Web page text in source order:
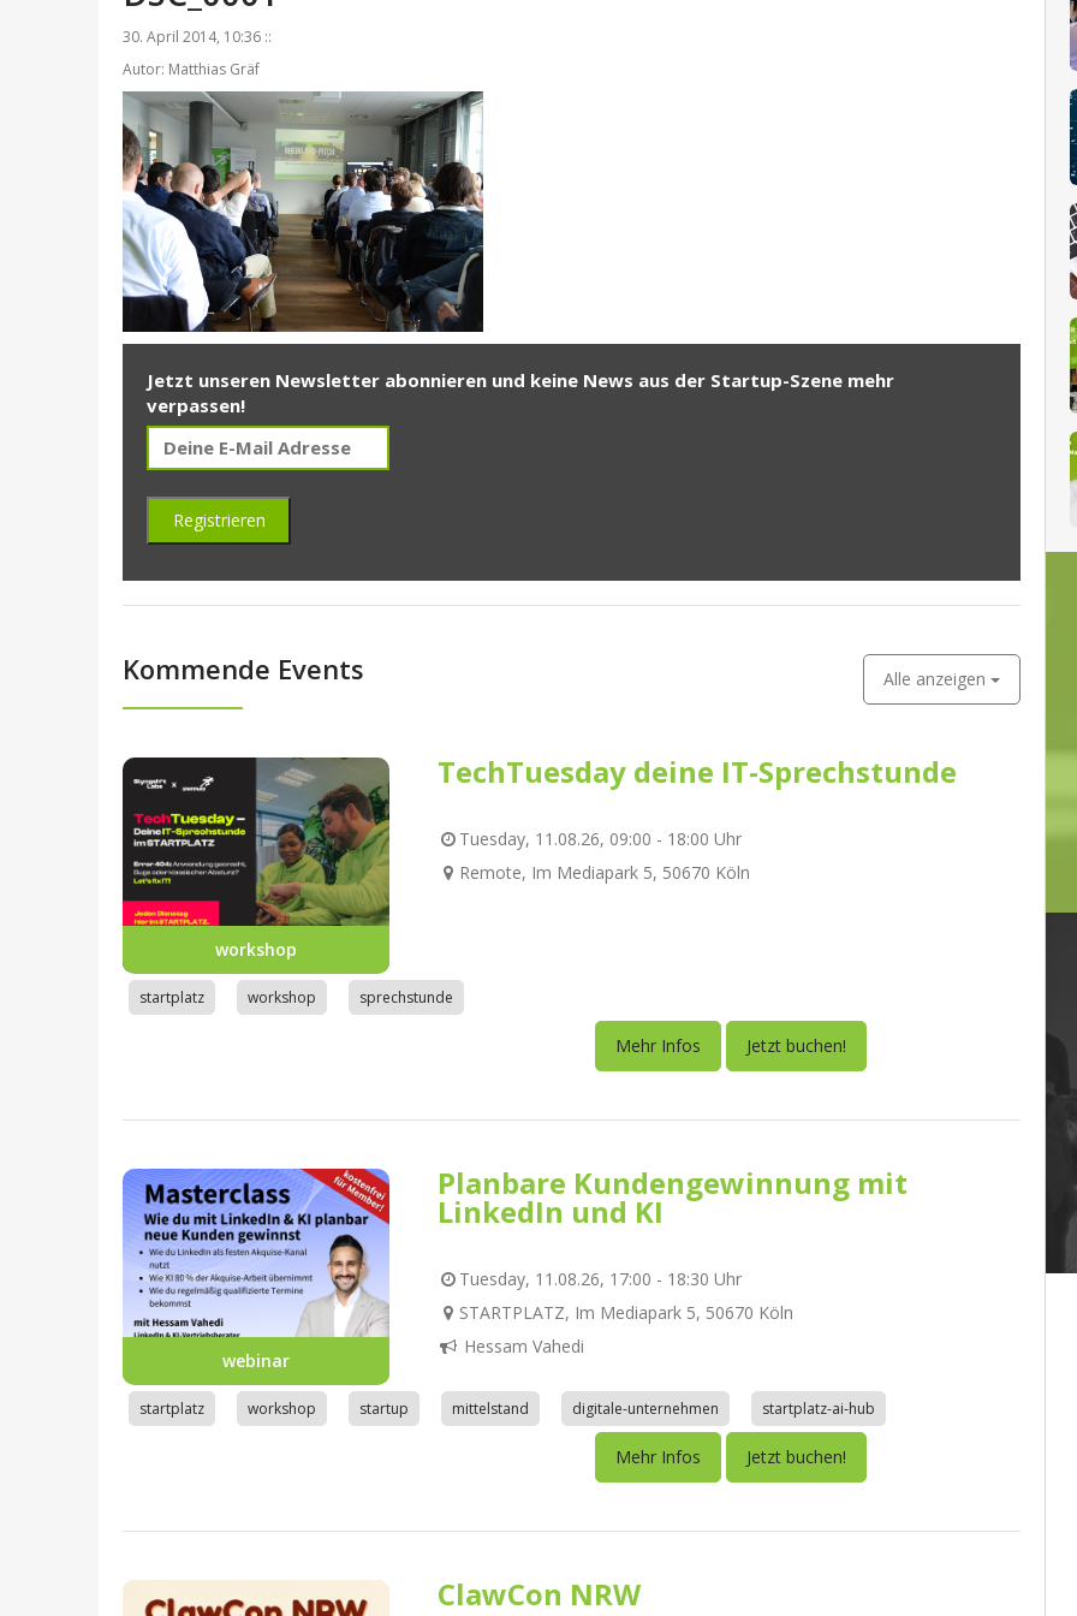
30. April 2014, 10:36 ::
Autor: Matthias Gräf
Jetzt unseren Newsletter abonnieren und keine News aus der Startup-Szene mehr
verpassen!
Kommende Events Alle anzeigen
workshop
TechTuesday deine IT-Sprechstunde
Tuesday, 11.08.26, 09:00 - 18:00 Uhr
Remote, Im Mediapark 5, 50670 Köln
startplatz workshop sprechstunde
Mehr Infos Jetzt buchen!
webinar
Planbare Kundengewinnung mit
LinkedIn und KI
Tuesday, 11.08.26, 17:00 - 18:30 Uhr
STARTPLATZ, Im Mediapark 5, 50670 Köln
Hessam Vahedi
startplatz workshop startup mittelstand digitale-unternehmen startplatz-ai-hub
Mehr Infos Jetzt buchen!
ClawCon NRW